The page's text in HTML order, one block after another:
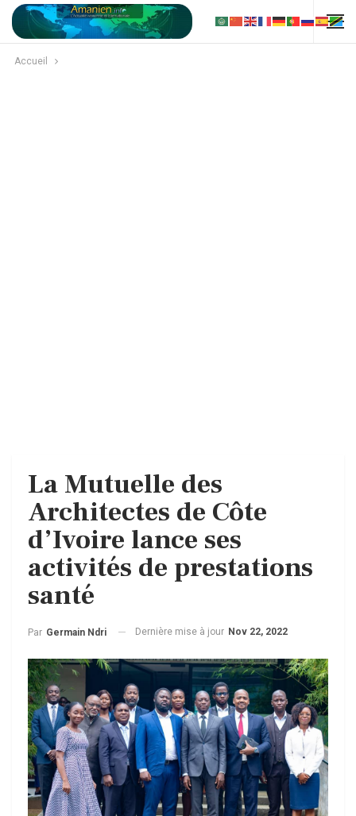
Accueil
La Mutuelle des
Architectes de Côte
d’Ivoire lance ses
activités de prestations
santé
Par Germain Ndri Dernière mise à jour Nov 22, 2022